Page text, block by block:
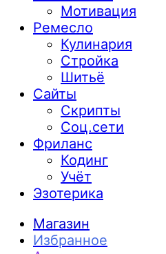
Мотивация
Ремесло
Кулинария
Стройка
Шитьё
Сайты
Скрипты
Соц.сети
Фриланс
Кодинг
Учёт
Эзотерика
Магазин
Избранное